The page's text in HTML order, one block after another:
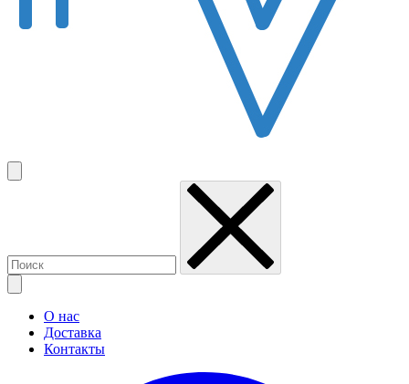
О нас
Доставка
Контакты